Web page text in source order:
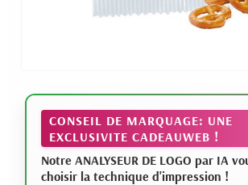
CONSEIL DE MARQUAGE: UNE
EXCLUSIVITE CADEAUWEB !
Notre ANALYSEUR DE LOGO par IA
choisir la technique d'impression !